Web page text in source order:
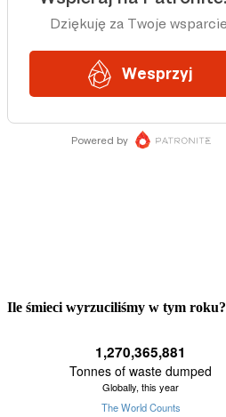
Ile śmieci wyrzuciliśmy w tym roku?